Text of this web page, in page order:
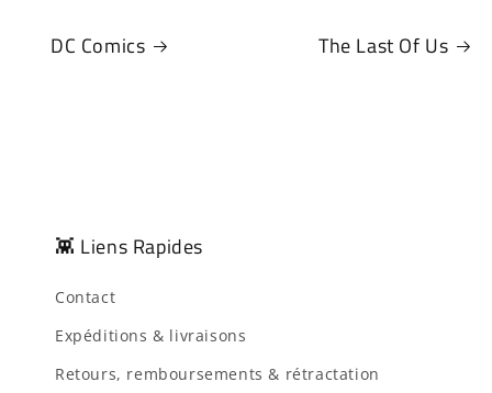
DC Comics The Last Of Us
👾 Liens Rapides
Contact
Expéditions & livraisons
Retours, remboursements & rétractation